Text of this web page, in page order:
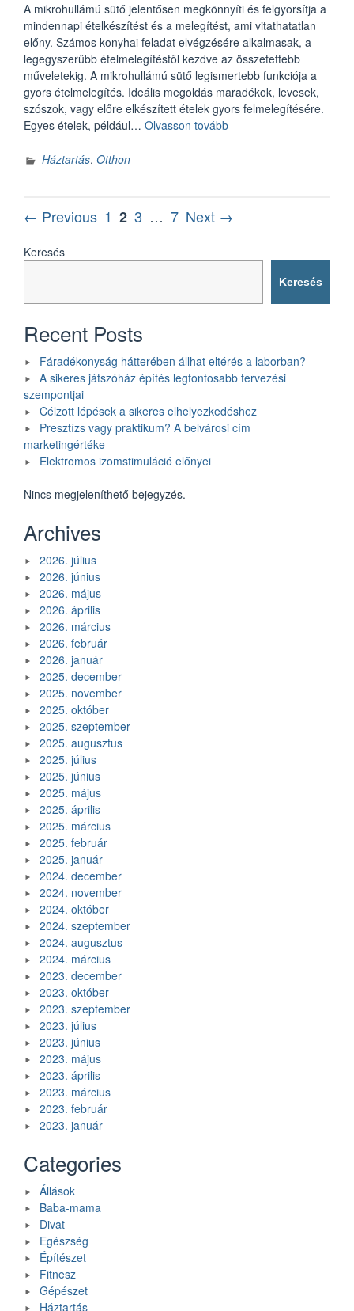
A mikrohullámú sütő jelentősen megkönnyíti és felgyorsítja a
mindennapi ételkészítést és a melegítést, ami vitathatatlan
előny. Számos konyhai feladat elvégzésére alkalmasak, a
legegyszerűbb ételmelegítéstől kezdve az összetettebb
műveletekig. A mikrohullámú sütő legismertebb funkciója a
gyors ételmelegítés. Ideális megoldás maradékok, levesek,
szószok, vagy előre elkészített ételek gyors felmelegítésére.
Egyes ételek, például… Olvasson tovább„A
konyhában”
Háztartás, Otthon
Bejegyzések
lapozása
← Previous Page
1 Page
2 Page
3 … Page
7 Next →
Keresés
Keresés
Recent Posts
Fáradékonyság hátterében állhat eltérés a laborban?
A sikeres játszóház építés legfontosabb tervezési
szempontjai
Célzott lépések a sikeres elhelyezkedéshez
Presztízs vagy praktikum? A belvárosi cím
marketingértéke
Elektromos izomstimuláció előnyei
Nincs megjeleníthető bejegyzés.
Archives
2026. július
2026. június
2026. május
2026. április
2026. március
2026. február
2026. január
2025. december
2025. november
2025. október
2025. szeptember
2025. augusztus
2025. július
2025. június
2025. május
2025. április
2025. március
2025. február
2025. január
2024. december
2024. november
2024. október
2024. szeptember
2024. augusztus
2024. március
2023. december
2023. október
2023. szeptember
2023. július
2023. június
2023. május
2023. április
2023. március
2023. február
2023. január
Categories
Állások
Baba-mama
Divat
Egészség
Építészet
Fitnesz
Gépészet
Háztartás